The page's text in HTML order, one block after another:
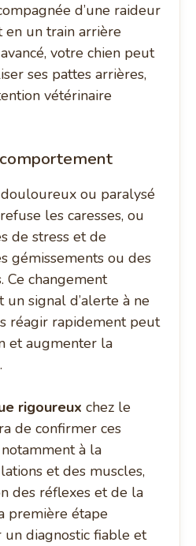
d’une raideur
un train arrière
votre chien peut
ses pattes arrières,
vétérinaire
ou paralysé
les caresses, ou
de stress et de
gémissements ou des
Ce changement
signal d’alerte à ne
réagir rapidement peut
et augmenter la
rigoureux chez le
de confirmer ces
à la
et des muscles,
des réflexes et de la
première étape
diagnostic fiable et